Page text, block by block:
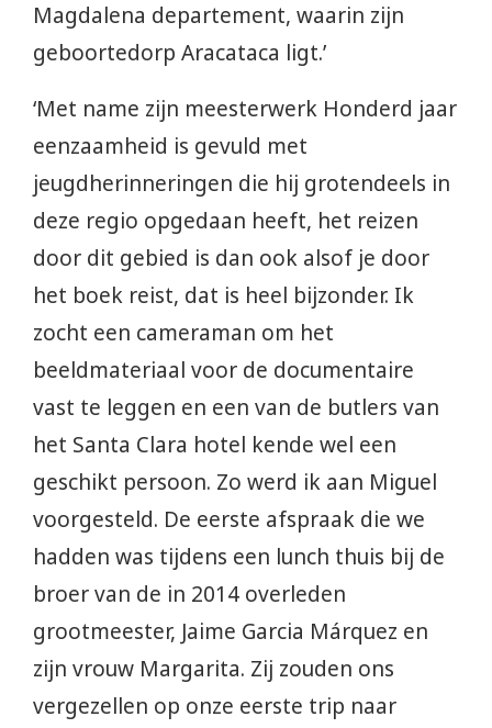
Magdalena departement, waarin zijn
geboortedorp Aracataca ligt.’
‘Met name zijn meesterwerk Honderd jaar
eenzaamheid is gevuld met
jeugdherinneringen die hij grotendeels in
deze regio opgedaan heeft, het reizen
door dit gebied is dan ook alsof je door
het boek reist, dat is heel bijzonder. Ik
zocht een cameraman om het
beeldmateriaal voor de documentaire
vast te leggen en een van de butlers van
het Santa Clara hotel kende wel een
geschikt persoon. Zo werd ik aan Miguel
voorgesteld. De eerste afspraak die we
hadden was tijdens een lunch thuis bij de
broer van de in 2014 overleden
grootmeester, Jaime Garcia Márquez en
zijn vrouw Margarita. Zij zouden ons
vergezellen op onze eerste trip naar